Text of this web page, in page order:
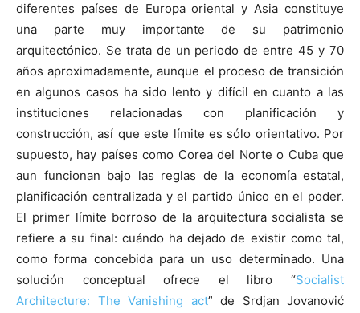
diferentes países de Europa oriental y Asia constituye
una parte muy importante de su patrimonio
arquitectónico. Se trata de un periodo de entre 45 y 70
años aproximadamente, aunque el proceso de transición
en algunos casos ha sido lento y difícil en cuanto a las
instituciones relacionadas con planificación y
construcción, así que este límite es sólo orientativo. Por
supuesto, hay países como Corea del Norte o Cuba que
aun funcionan bajo las reglas de la economía estatal,
planificación centralizada y el partido único en el poder.
El primer límite borroso de la arquitectura socialista se
refiere a su final: cuándo ha dejado de existir como tal,
como forma concebida para un uso determinado. Una
solución conceptual ofrece el libro “Socialist
Architecture: The Vanishing act” de Srdjan Jovanović